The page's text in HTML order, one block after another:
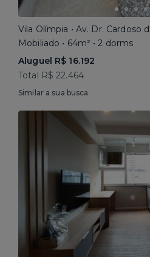
Vila Olímpia • Av. Dr. Cardoso
Mobiliado • 64m² • 2 dorms
Aluguel R$ 16.192
Total R$ 22.464
Similar a sua busca